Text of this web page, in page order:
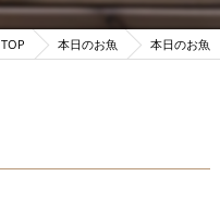
TOP 本日のお魚 本日のお魚